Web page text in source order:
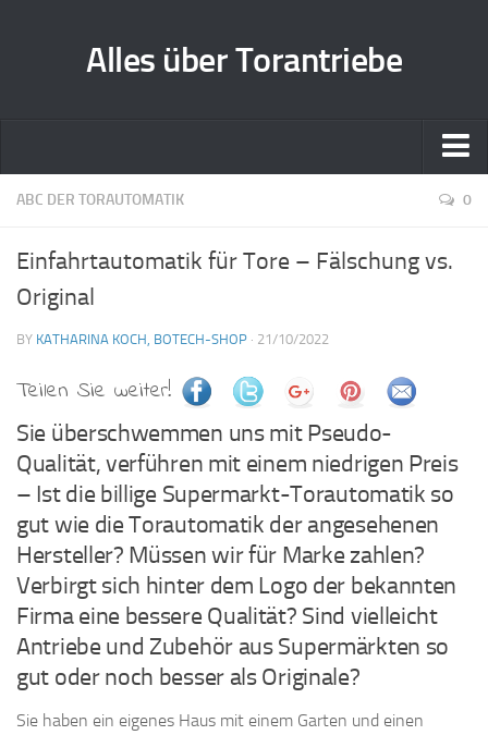
Alles über Torantriebe
Home
Kontakt
ABC DER TORAUTOMATIK 0
Einfahrtautomatik für Tore – Fälschung vs.
Original
BY KATHARINA KOCH, BOTECH-SHOP · 21/10/2022
Teilen Sie weiter!
Sie überschwemmen uns mit Pseudo-
Qualität, verführen mit einem niedrigen Preis
– Ist die billige Supermarkt-Torautomatik so
gut wie die Torautomatik der angesehenen
Hersteller? Müssen wir für Marke zahlen?
Verbirgt sich hinter dem Logo der bekannten
Firma eine bessere Qualität? Sind vielleicht
Antriebe und Zubehör aus Supermärkten so
gut oder noch besser als Originale?
Sie haben ein eigenes Haus mit einem Garten und einen